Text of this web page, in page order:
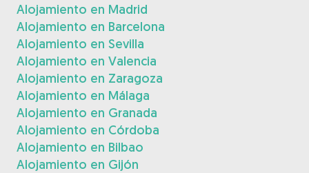
Alojamiento en Madrid
Alojamiento en Barcelona
Alojamiento en Sevilla
Alojamiento en Valencia
Alojamiento en Zaragoza
Alojamiento en Málaga
Alojamiento en Granada
Alojamiento en Córdoba
Alojamiento en Bilbao
Alojamiento en Gijón